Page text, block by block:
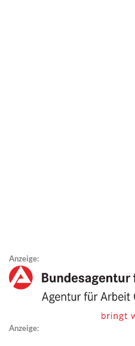
Anzeige:
Anzeige: